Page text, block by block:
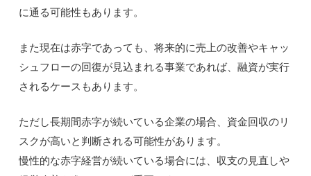
に通る可能性もあります。
また現在は赤字であっても、将来的に売上の改善やキャッ
シュフローの回復が見込まれる事業であれば、融資が実行
されるケースもあります。
ただし長期間赤字が続いている企業の場合、資金回収のリ
スクが高いと判断される可能性があります。
慢性的な赤字経営が続いている場合には、収支の見直しや